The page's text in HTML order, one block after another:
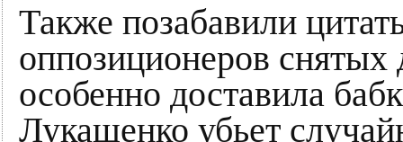
Также позабавили
оппозиционеров снятых
особенно доставила
Лукашенко убьет